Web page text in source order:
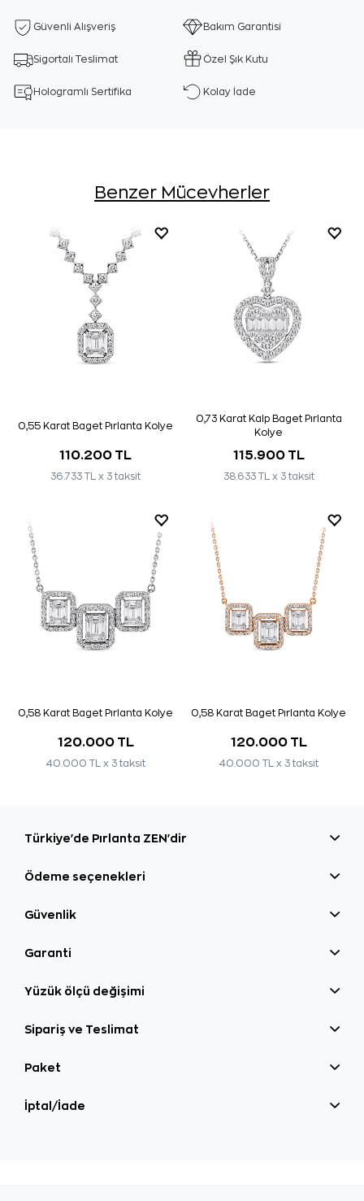
Güvenli Alışveriş Bakım Garantisi
Sigortalı Teslimat Özel Şık Kutu
Hologramlı Sertifika Kolay İade
Benzer Mücevherler
0,55 Karat Baget Pırlanta Kolye
110.200 TL
36.733 TL x 3 taksit
0,73 Karat Kalp Baget Pırlanta
Kolye
115.900 TL
38.633 TL x 3 taksit
0,58 Karat Baget Pırlanta Kolye
120.000 TL
40.000 TL x 3 taksit
0,58 Karat Baget Pırlanta Kolye
120.000 TL
40.000 TL x 3 taksit
Türkiye'de Pırlanta ZEN'dir
Ödeme seçenekleri
Güvenlik
Garanti
Yüzük ölçü değişimi
Sipariş ve Teslimat
Paket
İptal/İade